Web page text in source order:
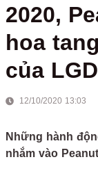
2020,
hoa
của LGD
12/10/2020 13:03
Những hành
nhắm vào